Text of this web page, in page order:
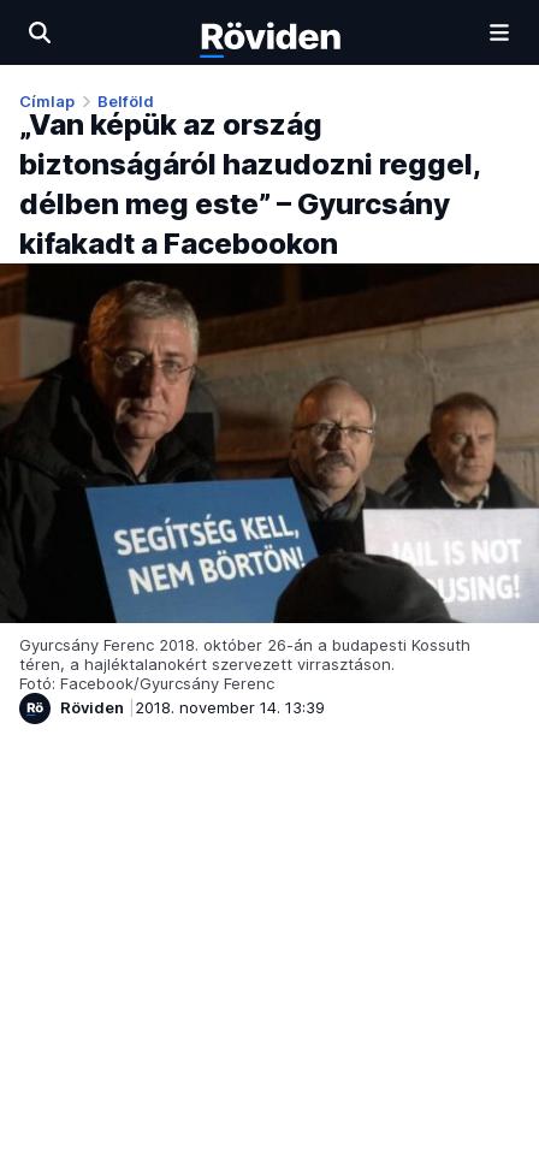
Címlap Belföld
„Van képük az ország
biztonságáról hazudozni reggel,
délben meg este” – Gyurcsány
kifakadt a Facebookon
Gyurcsány Ferenc 2018. október 26-án a budapesti Kossuth
téren, a hajléktalanokért szervezett virrasztáson.
Fotó: Facebook/Gyurcsány Ferenc
Röviden
2018. november 14. 13:39